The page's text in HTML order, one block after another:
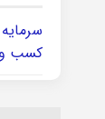
کسب و